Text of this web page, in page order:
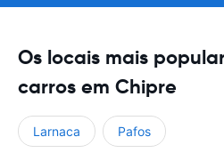
Os locais mais
carros em Chipre
Larnaca Pafos